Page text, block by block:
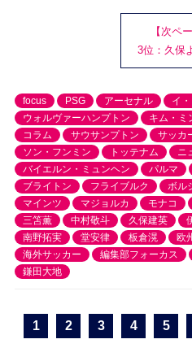
【次ペ
3位：久保
focus PSG アーセナル イ
ウォルヴァーハンプトン
キム・ミ
コラム
サウサンプトン サッカ
ソン・フンミン
トッテナム
ニ
バイエルン・ミュンヘン
パルマ
ブライトン
フライブルク ボル
マインツ
マジョルカ モナコ
三笘薫
中村敬斗 久保建英
南野拓実
堂安律 板倉滉 欧
海外サッカー
編集部フォーカス
鎌田大地
1 2 3 4 5